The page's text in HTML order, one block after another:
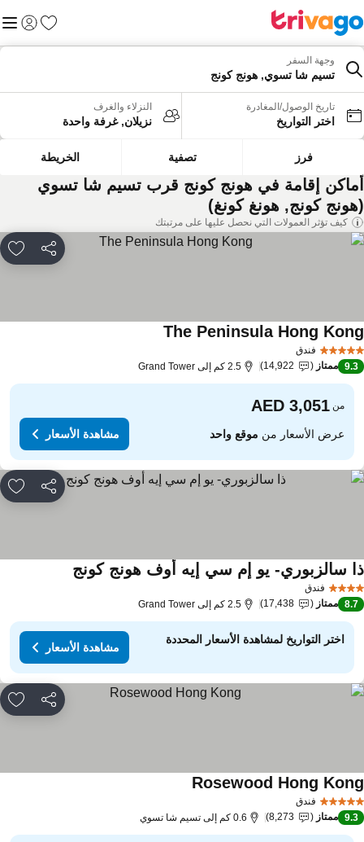
المفضلة
تسجيل
وجهة السفر
تسيم شا تسوي, هونج كونج
تاريخ الوصول/المغادرة
اختر التواريخ
النزلاء والغرف
نزيلان, غرفة واحدة
فرز تصفية الخريطة
إقامة في هونج كونج قرب تسيم شا تسوي
كونج, هونغ كونغ)
كيف تؤثر العمولات التي نحصل عليها على مرتبتك
مشاركة
فندق
The Peninsula Hong
9.3 ممتاز 14,922 2.5 كم إلى Grand Tower
من
عرض الأسعار منموقع واحد مشاهدة الأسعار
مشاركة
فندق
سالزبوري- يو إم سي إيه أوف هونج كونج
8.7 ممتاز 17,438 2.5 كم إلى Grand Tower
اختر التواريخ لمشاهدة الأسعار المحددة
مشاهدة الأسعار
مشاركة
فندق
Rosewood Hong
9.3 ممتاز 8,273 0.6 كم إلى تسيم شا تسوي